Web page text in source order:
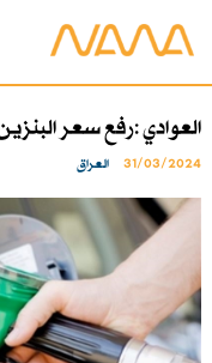
العوادي :رفع سعر
31/03/2024 العراق